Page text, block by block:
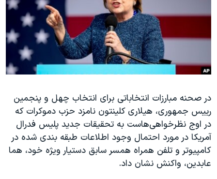
حقوق شهروندی
علم و فناوری
گالری عکس
آرشیو پخش زنده
انتخابات ریاست جمهوری آمریکا ۲۰۲۴
حمله جمهوری اسلامی به اسرائیل
رمز مهسا
اعتراضات زن، زندگی، آزادی
مجموعه مستندهای دادخواهی
تریبونال مردمی آبان ۹۸
دادگاه حمید نوری
چهل سال گروگان‌گیری
زبانهای مختلف
در صحنه مبارزات انتخاباتی برای انتخاب چهل و پنجمین
رییس جمهوری، هیلاری کلینتون نامزد حزب دموکرات که
در اوج نظرخواهی‌هاست به تحقیقات جدید پلیس فدرال
آمریکا در مورد احتمال وجود اطلاعات طبقه بندی شده در
کامپیوتر و تلفن همراه همسر سابق دستیار ویژه خود، هما
عابدین، واکنش نشان داد.